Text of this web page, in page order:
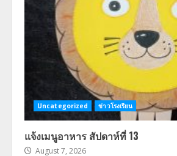
Uncategorized ข่าวโรงเรียน
แจ้งเมนูอาหาร สัปดาห์ที่ 13
August 7, 2026